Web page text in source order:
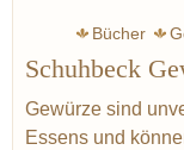
Bücher
Schuhbeck
Gewürze sind
Essens und